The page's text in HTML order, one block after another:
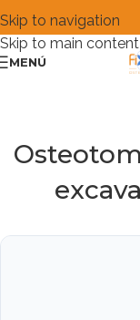
Skip to navigation
Skip to main content
MENÚ